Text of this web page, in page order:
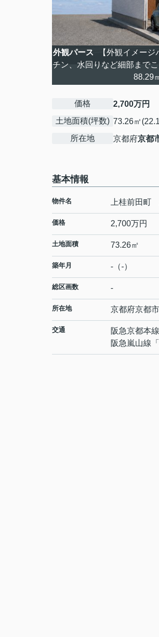
外観パース
【外観イメー
チン、水回りなど細部まで
88.29
価格
2,700万円
土地面積(坪数) 73.26㎡
所在地
京都府京都
基本情報
物件名 上桂前田町
価格 2,700万円
土地面積 73.26㎡
築年月 -（-）
総区画数 -
所在地 京都府京都
交通 阪急京都本線
阪急嵐山線 「